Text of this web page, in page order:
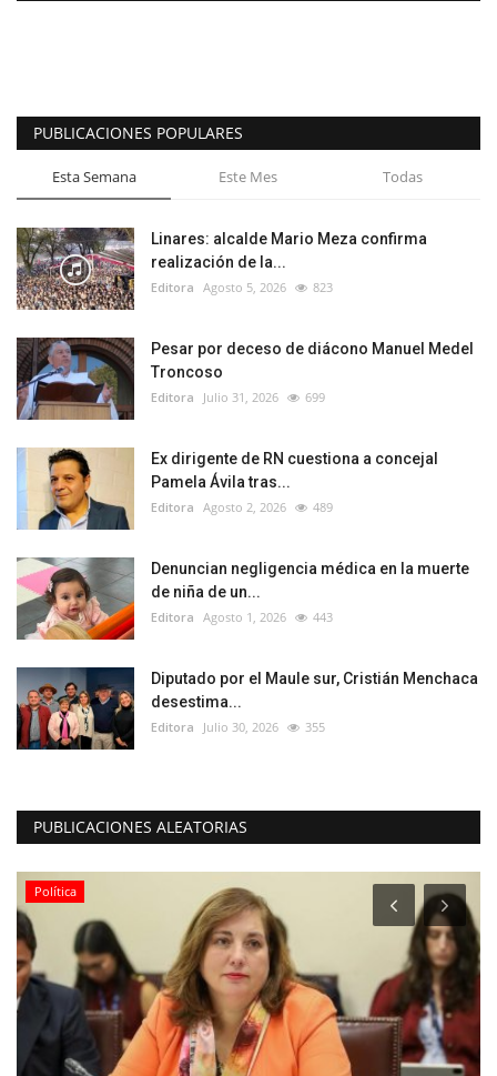
PUBLICACIONES POPULARES
Esta Semana Este Mes Todas
Linares: alcalde Mario Meza confirma
realización de la...
Editora Agosto 5, 2026 823
Pesar por deceso de diácono Manuel Medel
Troncoso
Editora Julio 31, 2026 699
Ex dirigente de RN cuestiona a concejal
Pamela Ávila tras...
Editora Agosto 2, 2026 489
Denuncian negligencia médica en la muerte
de niña de un...
Editora Agosto 1, 2026 443
Diputado por el Maule sur, Cristián Menchaca
desestima...
Editora Julio 30, 2026 355
PUBLICACIONES ALEATORIAS
Política